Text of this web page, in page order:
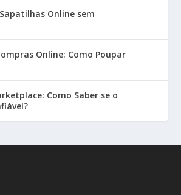
Online sem
Online: Como Poupar
Como Saber se o